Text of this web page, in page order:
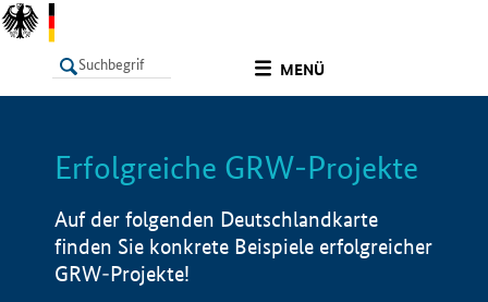
MENÜ
LISTE Info
Erfolgreiche GRW-Projekte
Auf der folgenden Deutschlandkarte
finden Sie konkrete Beispiele erfolgreicher
GRW-Projekte!